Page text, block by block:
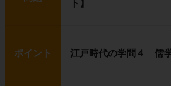
ト】
ポイント 江戸時代の学問４ 儒